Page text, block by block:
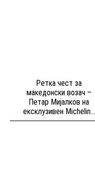
Ретка чест за
македонски возач –
Петар Мијалков на
ексклузивен Michelin...